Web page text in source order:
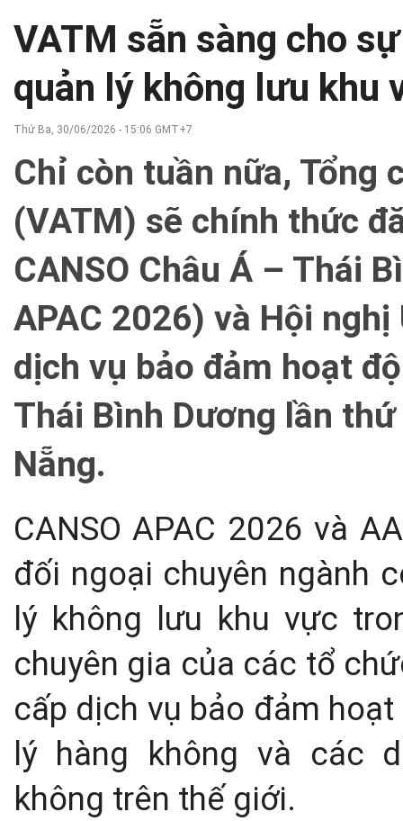
VATM sẵn sàng cho
quản lý không lưu khu
Thứ Ba, 30/06/2026 - 15:06 GMT+7
Chỉ còn tuần nữa, Tổng
(VATM) sẽ chính thức
CANSO Châu Á – Thái
APAC 2026) và Hội
dịch vụ bảo đảm hoạt
Thái Bình Dương lần
Nẵng.
CANSO APAC 2026 và
đối ngoại chuyên ngành
lý không lưu khu vực
chuyên gia của các tổ
cấp dịch vụ bảo đảm
lý hàng không và các
không trên thế giới.